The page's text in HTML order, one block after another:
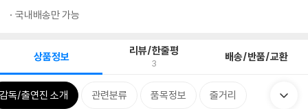
국내배송만 가능
상품정보 리뷰/한줄평
3 배송/반품/교환
감독/출연진 소개 관련분류 품목정보 줄거리